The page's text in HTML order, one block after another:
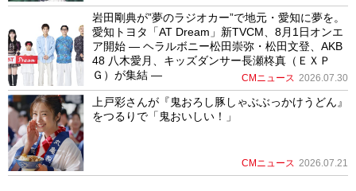
岩田剛典が”夢のラジオカー”で地元・愛知に夢を。
愛知トヨタ「AT Dream」新TVCM、8月1日オンエ
ア開始 ― ヘラルボニー松田崇弥・松田文登、AKB
48 八木愛月、キッズダンサー長瀬柊真（ＥＸＰ
Ｇ）が集結 ―
CMニュース 2026.07.30
上戸彩さんが『鬼おろし豚しゃぶぶっかけうどん』
をつるりで「鬼おいしい！」
CMニュース 2026.07.21